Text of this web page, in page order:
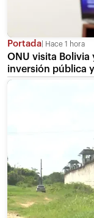
Portada Hace 1 hora
ONU visita
inversión pública